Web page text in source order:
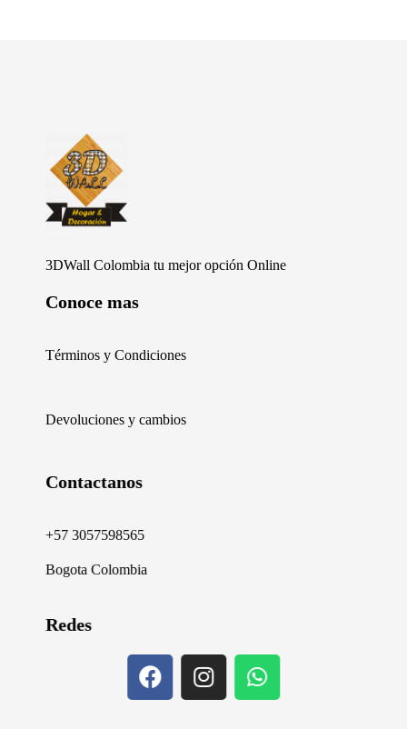
3DWall Colombia tu mejor opción Online
Conoce mas
Términos y Condiciones
Devoluciones y cambios
Contactanos
+57 3057598565
Bogota Colombia
Redes